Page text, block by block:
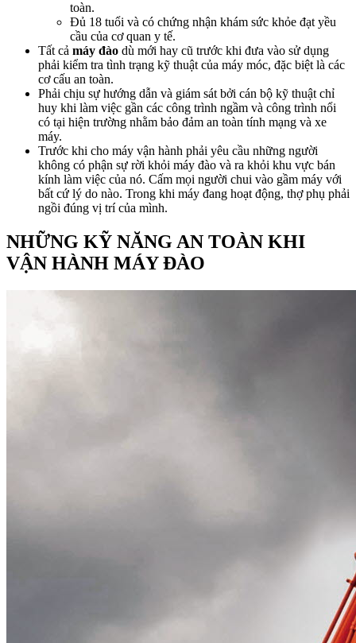
toàn.
Đủ 18 tuổi và có chứng nhận khám sức khỏe đạt yều
cầu của cơ quan y tế.
Tất cả máy đào dù mới hay cũ trước khi đưa vào sử dụng
phải kiểm tra tình trạng kỹ thuật của máy móc, đặc biệt là các
cơ cấu an toàn.
Phải chịu sự hướng dẫn và giám sát bởi cán bộ kỹ thuật chỉ
huy khi làm việc gần các công trình ngầm và công trình nổi
có tại hiện trường nhằm bảo đảm an toàn tính mạng và xe
máy.
Trước khi cho máy vận hành phải yêu cầu những người
không có phận sự rời khỏi máy đào và ra khỏi khu vực bán
kính làm việc của nó. Cấm mọi người chui vào gầm máy với
bất cứ lý do nào. Trong khi máy đang hoạt động, thợ phụ phải
ngồi đúng vị trí của mình.
NHỮNG KỸ NĂNG AN TOÀN KHI
VẬN HÀNH MÁY ĐÀO